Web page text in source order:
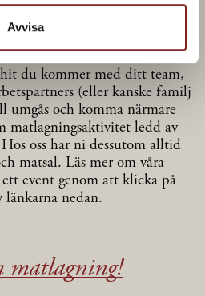
Avvisa
Om du inte redan känner
du kommer med ditt team,
(eller kanske familj
umgås och komma närmare
matlagningsaktivitet ledd av
oss har ni dessutom alltid
matsal. Läs mer om våra
event genom att klicka på
länkarna nedan.
matlagning!